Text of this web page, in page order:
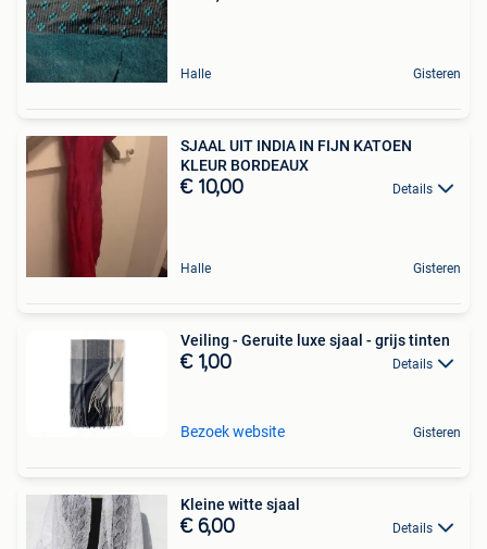
Halle Gisteren
SJAAL UIT INDIA IN FIJN KATOEN
KLEUR BORDEAUX
€ 10,00 Details
Halle Gisteren
Veiling - Geruite luxe sjaal - grijs tinten
€ 1,00 Details
Bezoek website Gisteren
Kleine witte sjaal
€ 6,00 Details